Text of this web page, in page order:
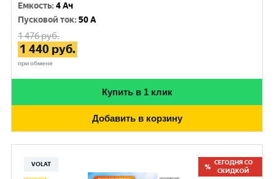
Емкость:4 Ач
Пусковой ток:50 A
1 476руб.
1 440 руб.
при обмене
Купить в 1 клик
Добавить в корзину
VOLAT
СЕГОДНЯ СО
СКИДКОЙ